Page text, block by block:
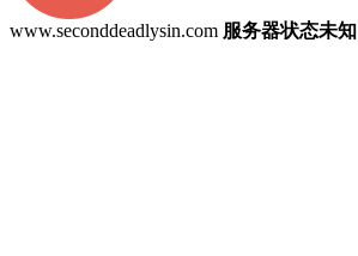
www.seconddeadlysin.com 服务器状态未知